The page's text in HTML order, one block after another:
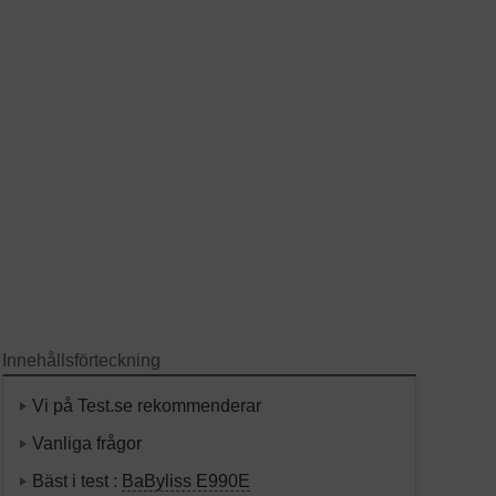
Innehållsförteckning
Vi på Test.se rekommenderar
Vanliga frågor
Bäst i test : BaByliss E990E